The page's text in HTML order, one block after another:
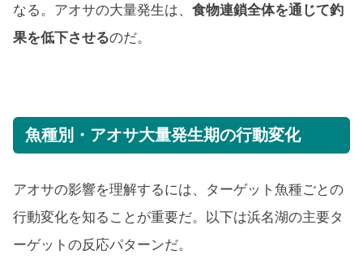
なる。アオサの大量発生は、 食物連鎖全体を通じて釣
果を低下させるのだ。
魚種別・アオサ大量発生期の行動変化
アオサの影響を理解するには、ターゲット魚種ごとの
行動変化を知ることが重要だ。以下は浜名湖の主要タ
ーゲットの反応パターンだ。